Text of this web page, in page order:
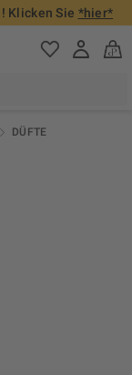
Klicken Sie *hier*
DÜFTE